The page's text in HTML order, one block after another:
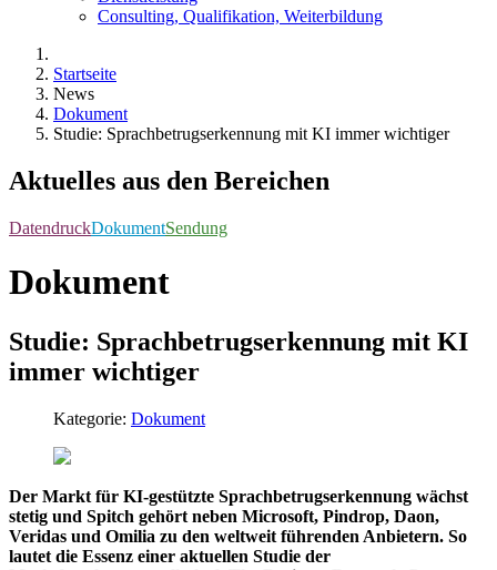
Consulting, Qualifikation, Weiterbildung
Startseite
News
Dokument
Studie: Sprachbetrugserkennung mit KI immer wichtiger
Aktuelles aus den Bereichen
DatendruckDokumentSendung
Dokument
Studie: Sprachbetrugserkennung mit KI
immer wichtiger
Kategorie: Dokument
Der Markt für KI-gestützte Sprachbetrugserkennung wächst
stetig und Spitch gehört neben Microsoft, Pindrop, Daon,
Veridas und Omilia zu den weltweit führenden Anbietern. So
lautet die Essenz einer aktuellen Studie der